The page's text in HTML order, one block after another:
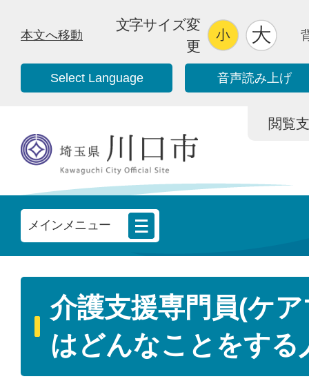
本文へ移動
文字サイズ変
更
Select Language 音声読み上げ
閲覧
メインメニュー
介護支援専門員(ケ
はどんなことをする